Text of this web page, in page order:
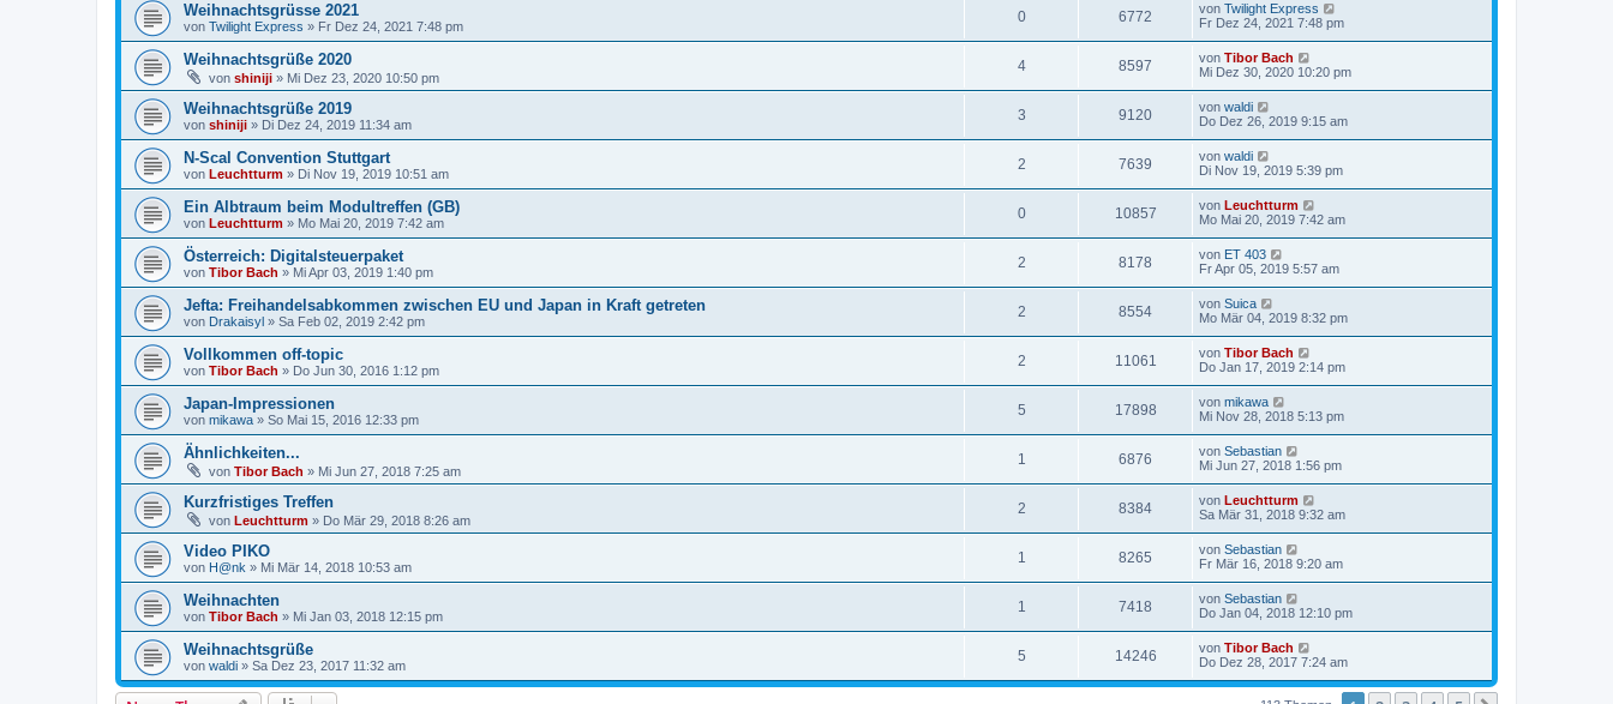
Weihnachtsgrüsse 2021
von Twilight Express » Fr Dez 24, 2021 7:48 pm
0 6772 von Twilight Express
Fr Dez 24, 2021 7:48 pm
Weihnachtsgrüße 2020
von shiniji » Mi Dez 23, 2020 10:50 pm
4 8597 von Tibor Bach
Mi Dez 30, 2020 10:20 pm
Weihnachtsgrüße 2019
von shiniji » Di Dez 24, 2019 11:34 am
3 9120 von waldi
Do Dez 26, 2019 9:15 am
N-Scal Convention Stuttgart
von Leuchtturm » Di Nov 19, 2019 10:51 am
2 7639 von waldi
Di Nov 19, 2019 5:39 pm
Ein Albtraum beim Modultreffen (GB)
von Leuchtturm » Mo Mai 20, 2019 7:42 am
0 10857 von Leuchtturm
Mo Mai 20, 2019 7:42 am
Österreich: Digitalsteuerpaket
von Tibor Bach » Mi Apr 03, 2019 1:40 pm
2 8178 von ET 403
Fr Apr 05, 2019 5:57 am
Jefta: Freihandelsabkommen zwischen EU und Japan in Kraft getreten
von Drakaisyl » Sa Feb 02, 2019 2:42 pm
2 8554 von Suica
Mo Mär 04, 2019 8:32 pm
Vollkommen off-topic
von Tibor Bach » Do Jun 30, 2016 1:12 pm
2 11061 von Tibor Bach
Do Jan 17, 2019 2:14 pm
Japan-Impressionen
von mikawa » So Mai 15, 2016 12:33 pm
5 17898 von mikawa
Mi Nov 28, 2018 5:13 pm
Ähnlichkeiten...
von Tibor Bach » Mi Jun 27, 2018 7:25 am
1 6876 von Sebastian
Mi Jun 27, 2018 1:56 pm
Kurzfristiges Treffen
von Leuchtturm » Do Mär 29, 2018 8:26 am
2 8384 von Leuchtturm
Sa Mär 31, 2018 9:32 am
Video PIKO
von H@nk » Mi Mär 14, 2018 10:53 am
1 8265 von Sebastian
Fr Mär 16, 2018 9:20 am
Weihnachten
von Tibor Bach » Mi Jan 03, 2018 12:15 pm
1 7418 von Sebastian
Do Jan 04, 2018 12:10 pm
Weihnachtsgrüße
von waldi » Sa Dez 23, 2017 11:32 am
5 14246 von Tibor Bach
Do Dez 28, 2017 7:24 am